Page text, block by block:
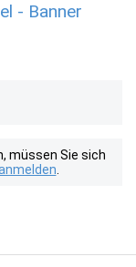
- Banner
müssen Sie sich